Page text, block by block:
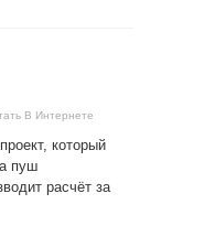
В Интернете
который
пуш
расчёт за